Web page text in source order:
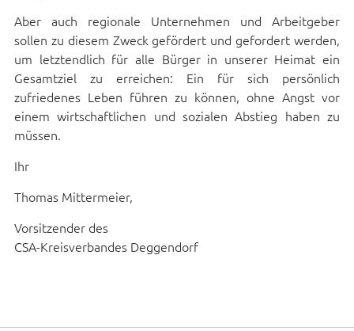
Aber auch regionale Unternehmen und Arbeitgeber
sollen zu diesem Zweck gefördert und gefordert werden,
um letztendlich für alle Bürger in unserer Heimat ein
Gesamtziel zu erreichen: Ein für sich persönlich
zufriedenes Leben führen zu können, ohne Angst vor
einem wirtschaftlichen und sozialen Abstieg haben zu
müssen.
Ihr
Thomas Mittermeier,
Vorsitzender des
CSA-Kreisverbandes Deggendorf